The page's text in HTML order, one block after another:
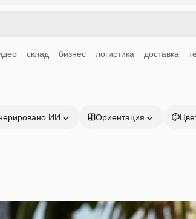
склад бизнес логистика доставка
ИИ Ориентация